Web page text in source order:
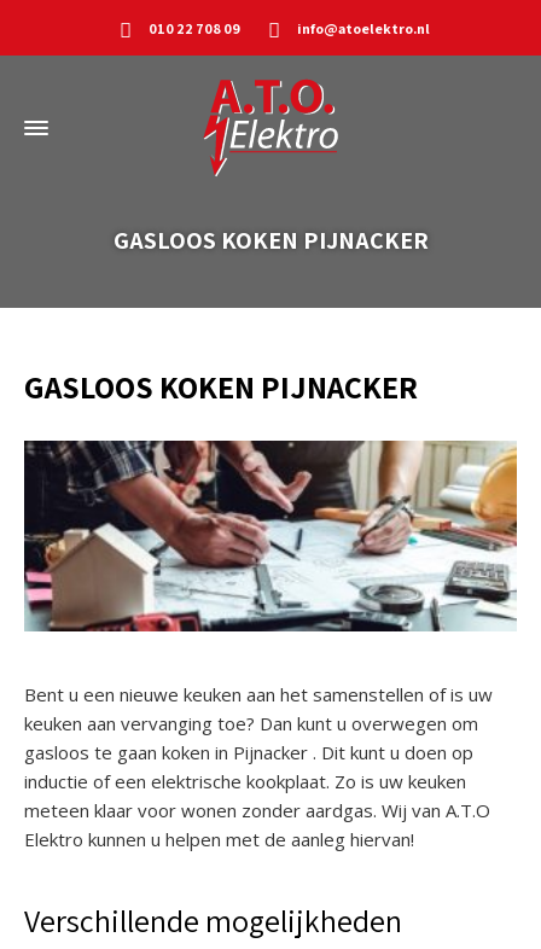
010 22 708 09 info@atoelektro.nl
GASLOOS KOKEN PIJNACKER
GASLOOS KOKEN PIJNACKER
Bent u een nieuwe keuken aan het samenstellen of is uw
keuken aan vervanging toe? Dan kunt u overwegen om
gasloos te gaan koken in Pijnacker . Dit kunt u doen op
inductie of een elektrische kookplaat. Zo is uw keuken
meteen klaar voor wonen zonder aardgas. Wij van A.T.O
Elektro kunnen u helpen met de aanleg hiervan!
Verschillende mogelijkheden